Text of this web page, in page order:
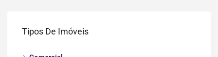
Tipos De Imóveis